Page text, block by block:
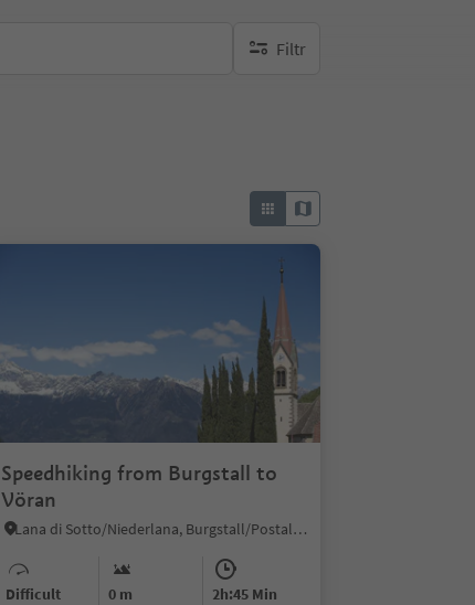
Filtr
brak aktywnych filtrów
Speedhiking from Burgstall to
Vöran
Lana di Sotto/Niederlana, Burgstall/Postal, Meran/Merano and environs
Difficult 0 m 2h:45 Min